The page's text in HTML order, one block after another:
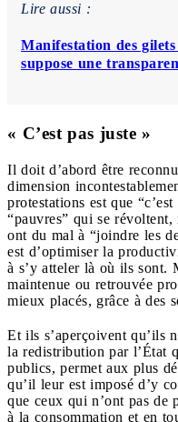
Lire aussi :
Manifestation des
suppose une
« C’est pas juste »
Il doit d’abord être
dimension
protestations est que
“pauvres” qui se
ont du mal à “joindre les
est d’optimiser la
à s’y atteler là où ils sont.
maintenue ou retrouvée
mieux placés, grâce à des
Et ils s’aperçoivent qu’ils
la redistribution par l’État
publics, permet aux plus
qu’il leur est imposé d’y
que ceux qui n’ont pas de
à la consommation et en